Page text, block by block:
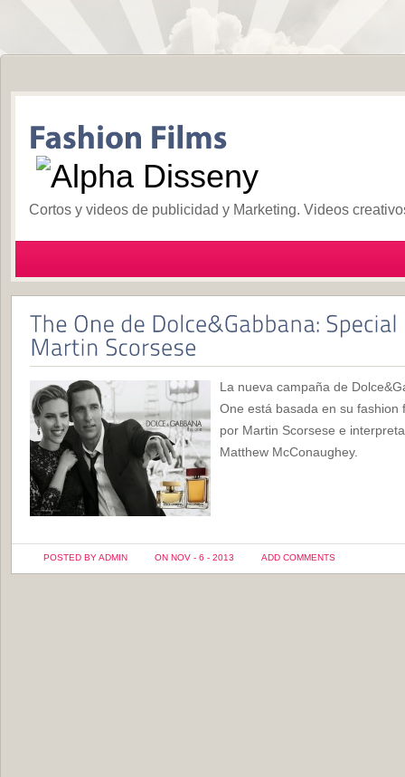
Cortos y videos de publicidad y Marketing. Videos
La nueva campaña de
One está basada en su fashion
por Martin Scorsese e
Matthew McConaughey.
POSTED BY ADMIN ON NOV - 6 - 2013 ADD COMMENTS